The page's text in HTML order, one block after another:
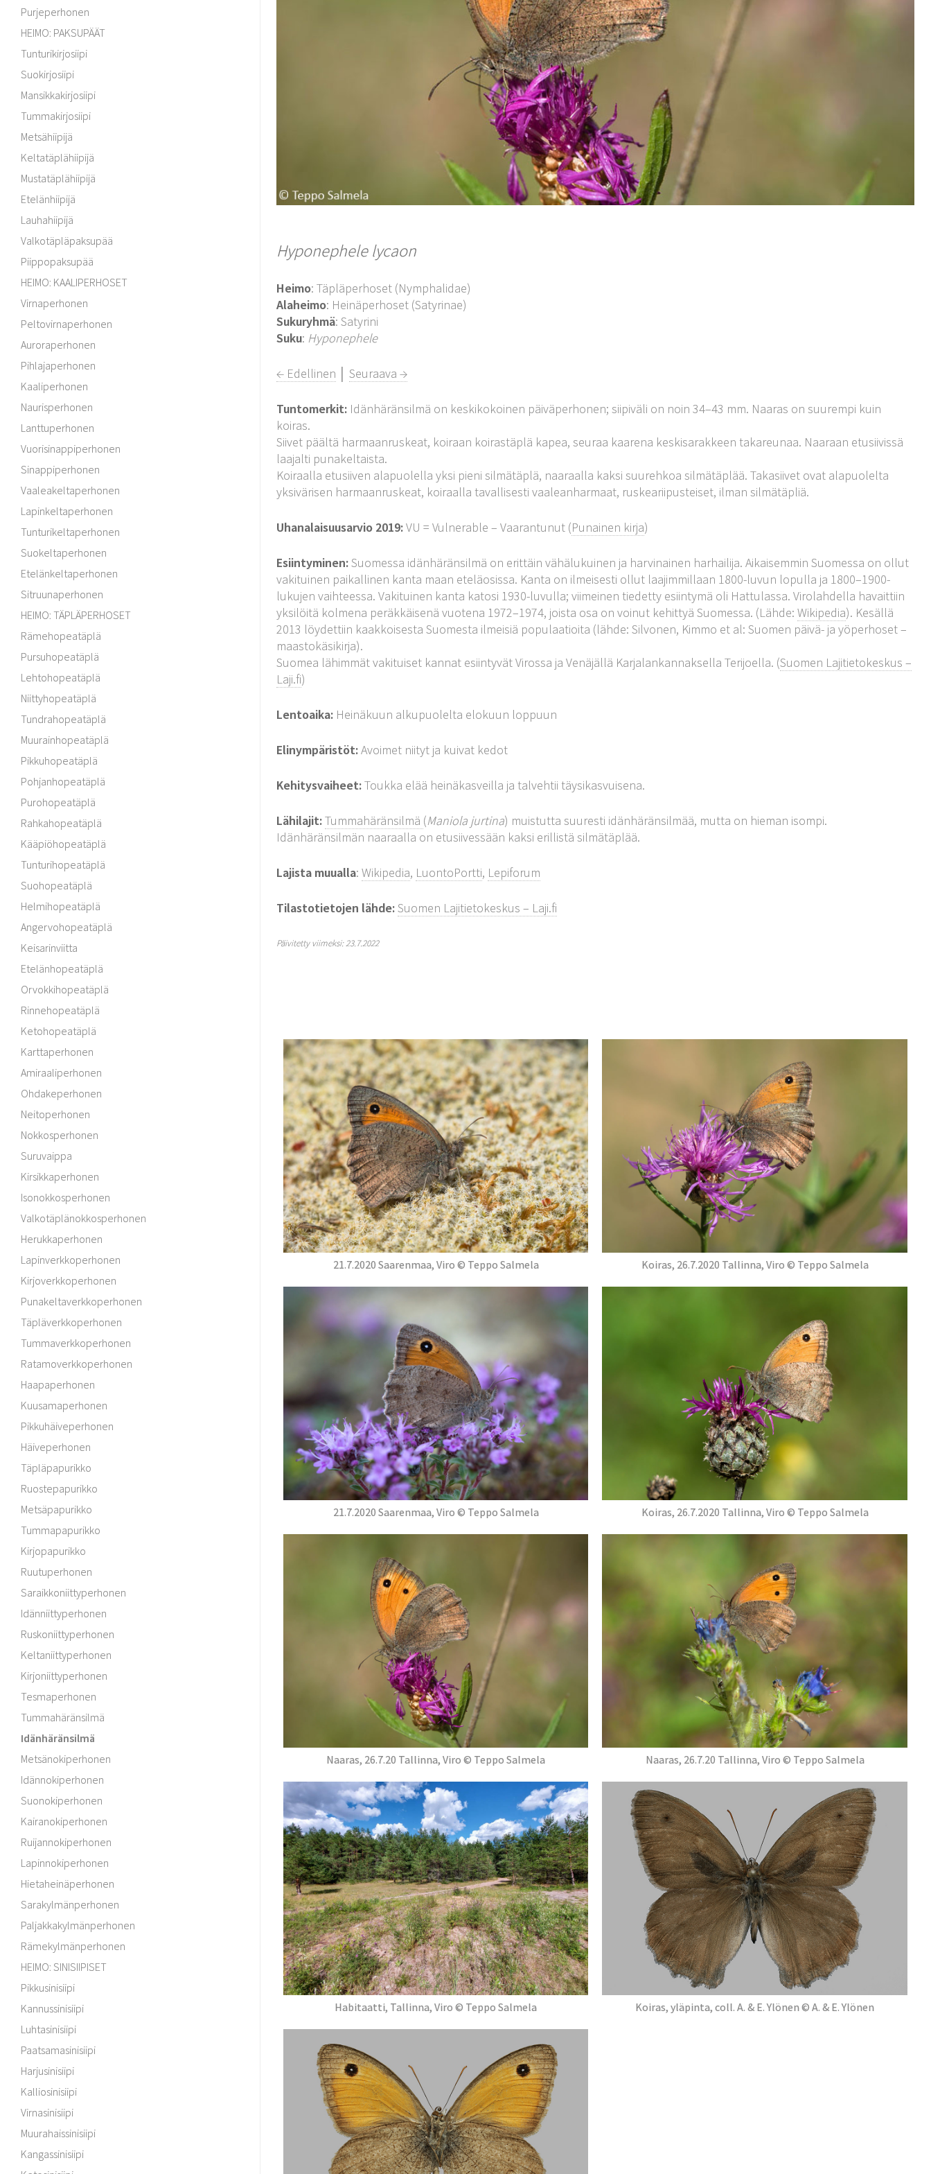
Purjeperhonen
HEIMO: PAKSUPÄÄT
Tunturikirjosiipi
Suokirjosiipi
Mansikkakirjosiipi
Tummakirjosiipi
Metsähiipijä
Keltatäplähiipijä
Mustatäplähiipijä
Etelänhiipijä
Lauhahiipijä
Valkotäpläpaksupää
Piippopaksupää
HEIMO: KAALIPERHOSET
Virnaperhonen
Peltovirnaperhonen
Auroraperhonen
Pihlajaperhonen
Kaaliperhonen
Naurisperhonen
Lanttuperhonen
Vuorisinappiperhonen
Sinappiperhonen
Vaaleakeltaperhonen
Lapinkeltaperhonen
Tunturikeltaperhonen
Suokeltaperhonen
Etelänkeltaperhonen
Sitruunaperhonen
HEIMO: TÄPLÄPERHOSET
Rämehopeatäplä
Pursuhopeatäplä
Lehtohopeatäplä
Niittyhopeatäplä
Tundrahopeatäplä
Muurainhopeatäplä
Pikkuhopeatäplä
Pohjanhopeatäplä
Purohopeatäplä
Rahkahopeatäplä
Kääpiöhopeatäplä
Tunturihopeatäplä
Suohopeatäplä
Helmihopeatäplä
Angervohopeatäplä
Keisarinviitta
Etelänhopeatäplä
Orvokkihopeatäplä
Rinnehopeatäplä
Ketohopeatäplä
Karttaperhonen
Amiraaliperhonen
Ohdakeperhonen
Neitoperhonen
Nokkosperhonen
Suruvaippa
Kirsikkaperhonen
Isonokkosperhonen
Valkotäplänokkosperhonen
Herukkaperhonen
Lapinverkkoperhonen
Kirjoverkkoperhonen
Punakeltaverkkoperhonen
Täpläverkkoperhonen
Tummaverkkoperhonen
Ratamoverkkoperhonen
Haapaperhonen
Kuusamaperhonen
Pikkuhäiveperhonen
Häiveperhonen
Täpläpapurikko
Ruostepapurikko
Metsäpapurikko
Tummapapurikko
Kirjopapurikko
Ruutuperhonen
Saraikkoniittyperhonen
Idänniittyperhonen
Ruskoniittyperhonen
Keltaniittyperhonen
Kirjoniittyperhonen
Tesmaperhonen
Tummahäränsilmä
Idänhäränsilmä
Metsänokiperhonen
Idännokiperhonen
Suonokiperhonen
Kairanokiperhonen
Ruijannokiperhonen
Lapinnokiperhonen
Hietaheinäperhonen
Sarakylmänperhonen
Paljakkakylmänperhonen
Rämekylmänperhonen
HEIMO: SINISIIPISET
Pikkusinisiipi
Kannussinisiipi
Luhtasinisiipi
Paatsamasinisiipi
Harjusinisiipi
Kalliosinisiipi
Virnasinisiipi
Muurahaissinisiipi
Kangassinisiipi
Hyponephele lycaon
Heimo: Täpläperhoset (Nymphalidae)
Alaheimo: Heinäperhoset (Satyrinae)
Sukuryhmä: Satyrini
Suku: Hyponephele
← Edellinen │Seuraava →
Tuntomerkit: Idänhäränsilmä on keskikokoinen päiväperhonen; siipiväli on noin 34–43 mm. Naaras on suurempi kuin
koiras.
Siivet päältä harmaanruskeat, koiraan koirastäplä kapea, seuraa kaarena keskisarakkeen takareunaa. Naaraan etusiivissä
laajalti punakeltaista.
Koiraalla etusiiven alapuolella yksi pieni silmätäplä, naaraalla kaksi suurehkoa silmätäplää. Takasiivet ovat alapuolelta
yksivärisen harmaanruskeat, koiraalla tavallisesti vaaleanharmaat, ruskeariipusteiset, ilman silmätäpliä.
Uhanalaisuusarvio 2019:VU = Vulnerable – Vaarantunut (Punainen kirja)
Esiintyminen:Suomessa idänhäränsilmä on erittäin vähälukuinen ja harvinainen harhailija. Aikaisemmin Suomessa on ollut
vakituinen paikallinen kanta maan eteläosissa. Kanta on ilmeisesti ollut laajimmillaan 1800-luvun lopulla ja 1800–1900-
lukujen vaihteessa. Vakituinen kanta katosi 1930-luvulla; viimeinen tiedetty esiintymä oli Hattulassa. Virolahdella havaittiin
yksilöitä kolmena peräkkäisenä vuotena 1972–1974, joista osa on voinut kehittyä Suomessa. (Lähde:Wikipedia). Kesällä
2013 löydettiin kaakkoisesta Suomesta ilmeisiä populaatioita (lähde: Silvonen, Kimmo et al: Suomen päivä- ja yöperhoset –
maastokäsikirja).
Suomea lähimmät vakituiset kannat esiintyvät Virossa ja Venäjällä Karjalankannaksella Terijoella. (Suomen Lajitietokeskus –
Laji.fi)
Lentoaika: Heinäkuun alkupuolelta elokuun loppuun
Elinympäristöt:Avoimet niityt ja kuivat kedot
Kehitysvaiheet:Toukka elää heinäkasveilla ja talvehtii täysikasvuisena.
Lähilajit:Tummahäränsilmä (Maniola jurtina) muistutta suuresti idänhäränsilmää, mutta on hieman isompi.
Idänhäränsilmän naaraalla on etusiivessään kaksi erillistä silmätäplää.
Lajista muualla:Wikipedia, LuontoPortti, Lepiforum
Tilastotietojen lähde:Suomen Lajitietokeskus – Laji.fi
Päivitetty viimeksi: 23.7.2022
21.7.2020 Saarenmaa, Viro © Teppo Salmela Koiras, 26.7.2020 Tallinna, Viro © Teppo Salmela
21.7.2020 Saarenmaa, Viro © Teppo Salmela Koiras, 26.7.2020 Tallinna, Viro © Teppo Salmela
Naaras, 26.7.20 Tallinna, Viro © Teppo Salmela Naaras, 26.7.20 Tallinna, Viro © Teppo Salmela
Habitaatti, Tallinna, Viro © Teppo Salmela Koiras, yläpinta, coll. A. & E. Ylönen © A. & E. Ylönen